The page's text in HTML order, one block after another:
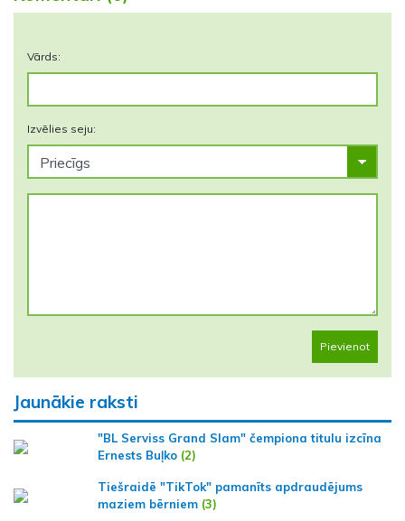
Vārds:
Izvēlies seju:
Pievienot
Jaunākie raksti
"BL Serviss Grand Slam" čempiona titulu izcīna
Ernests Buļko (2)
Tiešraidē "TikTok" pamanīts apdraudējums
maziem bērniem (3)